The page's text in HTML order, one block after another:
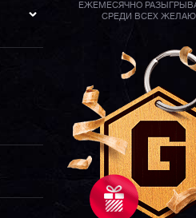
ЕЖЕМЕСЯЧНО
СРЕДИ ВСЕХ